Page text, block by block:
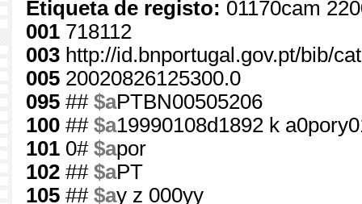
Etiqueta de registo: 01170cam
001 718112
003 http://id.bnportugal.gov.pt/bib/
005 20020826125300.0
095 ## $aPTBN00505206
100 ## $a19990108d1892 k
101 0# $apor
102 ## $aPT
105 ## $ay z 000yy